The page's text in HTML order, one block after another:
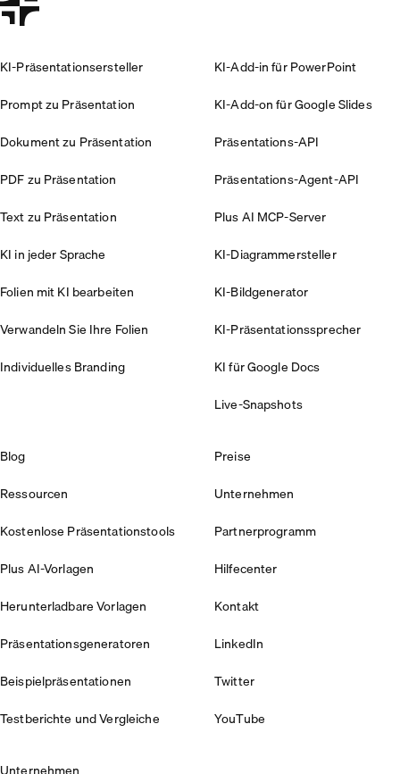
KI-Präsentationsersteller
Prompt zu Präsentation
Dokument zu Präsentation
PDF zu Präsentation
Text zu Präsentation
KI in jeder Sprache
Folien mit KI bearbeiten
Verwandeln Sie Ihre Folien
Individuelles Branding
KI-Add-in für PowerPoint
KI-Add-on für Google Slides
Präsentations-API
Präsentations-Agent-API
Plus AI MCP-Server
KI-Diagrammersteller
KI-Bildgenerator
KI-Präsentationssprecher
KI für Google Docs
Live-Snapshots
Blog
Ressourcen
Kostenlose Präsentationstools
Plus AI-Vorlagen
Herunterladbare Vorlagen
Präsentationsgeneratoren
Beispielpräsentationen
Testberichte und Vergleiche
Preise
Unternehmen
Partnerprogramm
Hilfecenter
Kontakt
LinkedIn
Twitter
YouTube